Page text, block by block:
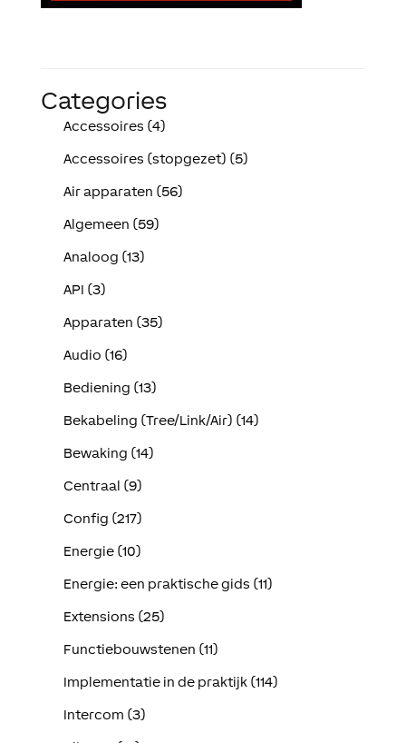
Categories
Accessoires (4)
Accessoires (stopgezet) (5)
Air apparaten (56)
Algemeen (59)
Analoog (13)
API (3)
Apparaten (35)
Audio (16)
Bediening (13)
Bekabeling (Tree/Link/Air) (14)
Bewaking (14)
Centraal (9)
Config (217)
Energie (10)
Energie: een praktische gids (11)
Extensions (25)
Functiebouwstenen (11)
Implementatie in de praktijk (114)
Intercom (3)